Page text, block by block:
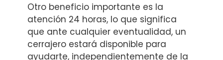
Otro beneficio importante es la
atención 24 horas, lo que significa
que ante cualquier eventualidad, un
cerrajero estará disponible para
ayudarte, independientemente de la